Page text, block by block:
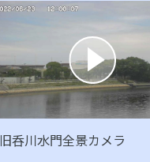
旧呑川水門全景カメラ